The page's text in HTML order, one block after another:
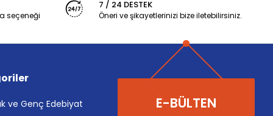
seçeneği
7 / 24 DESTEK
Öneri ve şikayetlerinizi bize iletebilirsiniz.
ve Genç Edebiyat
E-BÜLTEN